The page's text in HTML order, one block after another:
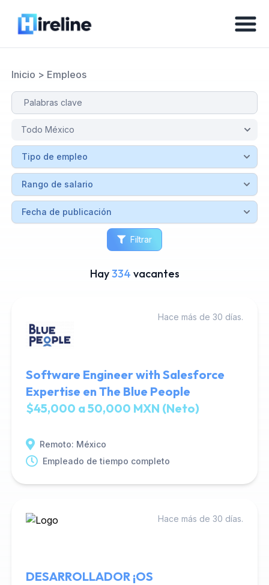
Inicio > Empleos
Filtrar
Hay334 vacantes
Hace más de 30 días.
Software Engineer with Salesforce
Expertise en The Blue People
$45,000 a 50,000 MXN (Neto)
Remoto: México
Empleado de tiempo completo
Hace más de 30 días.
DESARROLLADOR ¡OS